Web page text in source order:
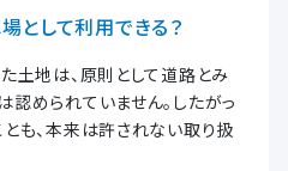
として利用できる？
土地は、原則として道路とみ
められていません。したがっ
も、本来は許されない取り扱